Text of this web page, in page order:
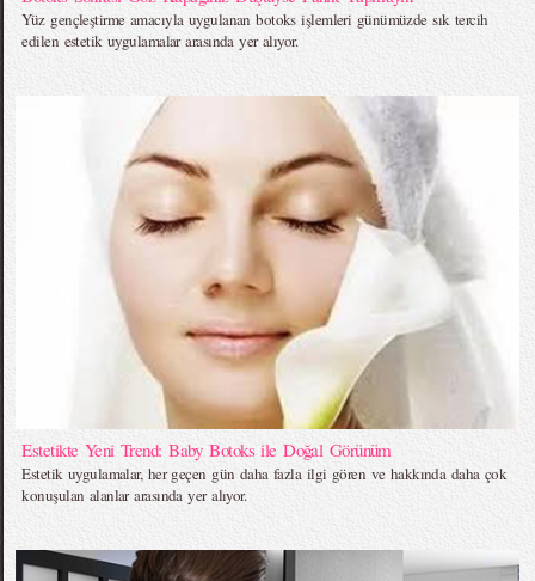
Yüz gençleştirme amacıyla uygulanan botoks işlemleri günümüzde sık tercih
edilen estetik uygulamalar arasında yer alıyor.
Estetikte Yeni Trend: Baby Botoks ile Doğal Görünüm
Estetik uygulamalar, her geçen gün daha fazla ilgi gören ve hakkında daha çok
konuşulan alanlar arasında yer alıyor.